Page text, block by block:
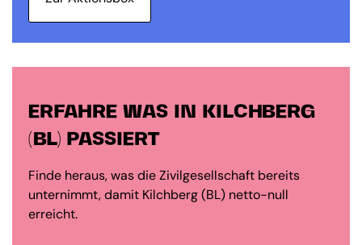
ERFAHRE WAS IN KILCHBERG
(BL) PASSIERT
Finde heraus, was die Zivilgesellschaft bereits
unternimmt, damit Kilchberg (BL) netto-null
erreicht.